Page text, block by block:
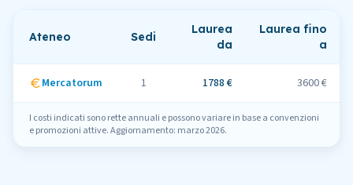
Ateneo Sedi
Laurea
da
Laurea fino
a
Mercatorum 1 1788 € 3600 €
I costi indicati sono rette annuali e possono variare in base a convenzioni
e promozioni attive. Aggiornamento: marzo 2026.